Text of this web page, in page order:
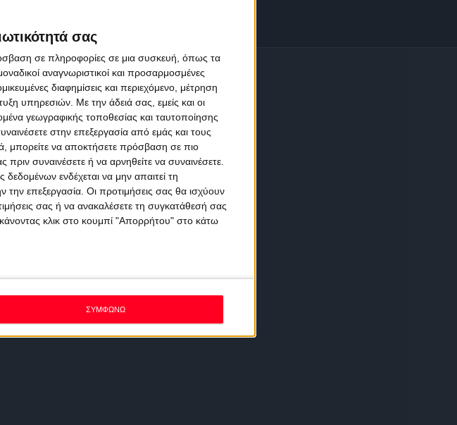
σας
σε πληροφορίες σε μια συσκευή, όπως τα
αναγνωριστικοί και προσαρμοσμένες
διαφημίσεις και περιεχόμενο, μέτρηση
υπηρεσιών. Με την άδειά σας, εμείς και οι
γεωγραφικής τοποθεσίας και ταυτοποίησης
στην επεξεργασία από εμάς και τους
μπορείτε να αποκτήσετε πρόσβαση σε πιο
πριν συναινέσετε ή να αρνηθείτε να συναινέσετε.
ενδέχεται να μην απαιτεί τη
την επεξεργασία. Οι προτιμήσεις σας θα ισχύουν
σας ή να ανακαλέσετε τη συγκατάθεσή σας
κλικ στο κουμπί "Απορρήτου" στο κάτω
ΣΥΜΦΩΝΩ